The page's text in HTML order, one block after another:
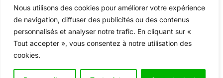
Nous utilisons des cookies pour améliorer votre expérience
de navigation, diffuser des publicités ou des contenus
personnalisés et analyser notre trafic. En cliquant sur «
Tout accepter », vous consentez à notre utilisation des
cookies.
Réduction du stresset des tensions physiques
et mentales.
Amélioration de la qualité du sommeil
et du
bien-être général.
Gestion de l’anxiétéet amélioration de la
Publier votre fiche
Mon compte